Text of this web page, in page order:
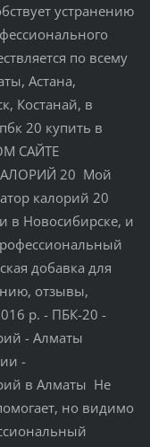
устранению
по всему
Астана,
Костанай, в
20 купить в
САЙТЕ
20 Мой
калорий 20
в Новосибирске, и
добавка для
отзывы,
р. - ПБК-20 -
- Алматы
-
в Алматы Не
но видимо